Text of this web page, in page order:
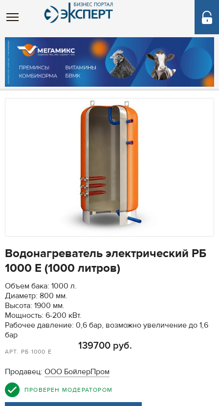
Водонагреватель электрический РБ
1000 Е (1000 литров)
Объем бака: 1000 л.
Диаметр: 800 мм.
Высота: 1900 мм.
Мощность: 6-200 кВт.
Рабочее давление: 0,6 бар, возможно увеличение до 1,6
бар
АРТ. РБ 1000 Е 139700 руб.
Продавец: ООО БойлерПром
ПРОВЕРЕН МОДЕРАТОРОМ